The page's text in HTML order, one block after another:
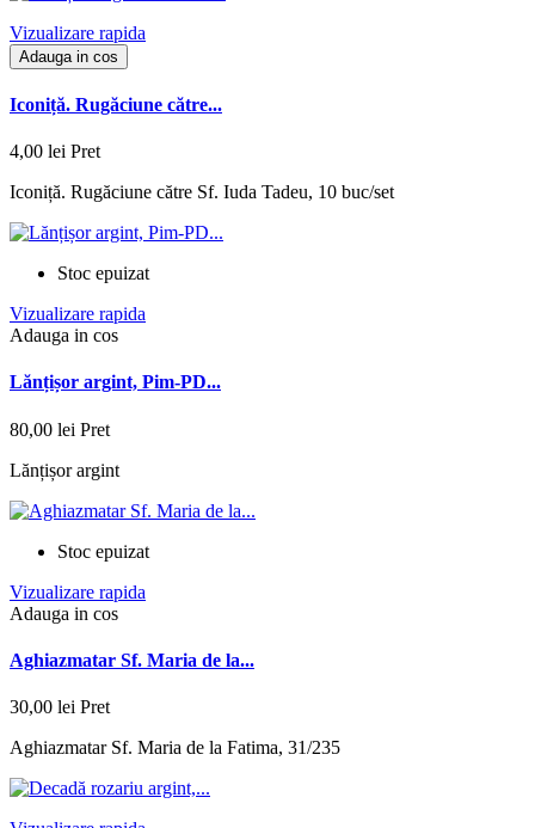
Vizualizare rapida
Adauga in cos
Iconiță. Rugăciune către...
4,00 lei Pret
Iconiță. Rugăciune către Sf. Iuda Tadeu, 10 buc/set
Stoc epuizat
Vizualizare rapida
Adauga in cos
Lănțișor argint, Pim-PD...
80,00 lei Pret
Lănțișor argint
Stoc epuizat
Vizualizare rapida
Adauga in cos
Aghiazmatar Sf. Maria de la...
30,00 lei Pret
Aghiazmatar Sf. Maria de la Fatima, 31/235